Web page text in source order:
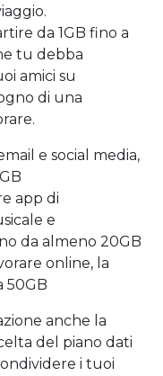
da 1GB fino a
tu debba
amici su
di una
e social media,
app di
e
da almeno 20GB
online, la
50GB
anche la
del piano dati
i tuoi